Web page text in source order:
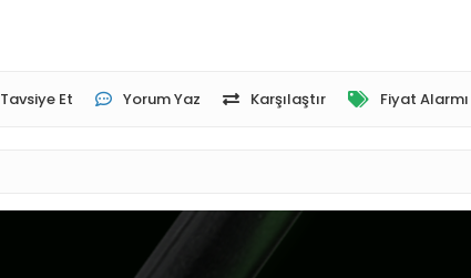
Tavsiye Et Yorum Yaz Karşılaştır Fiyat Alarmı